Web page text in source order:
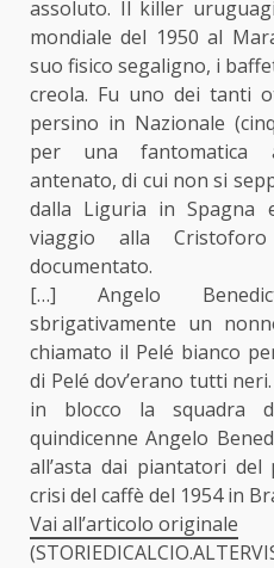
assoluto. Il killer
mondiale del 1950 al
suo fisico segaligno, i
creola. Fu uno dei tanti
persino in Nazionale
per una fantomatica
antenato, di cui non si
dalla Liguria in Spagna
viaggio alla
documentato.
[…] Angelo
sbrigativamente un
chiamato il Pelé bianco
di Pelé dov’erano tutti
in blocco la squadra
quindicenne Angelo
all’asta dai piantatori
crisi del caffè del 1954 in
Vai all’articolo originale